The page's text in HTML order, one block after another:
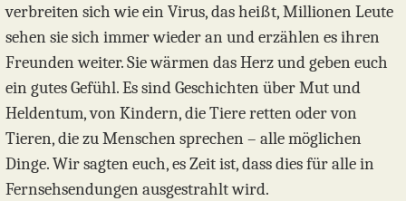
verbreiten sich wie ein Virus, das heißt, Millionen Leute
sehen sie sich immer wieder an und erzählen es ihren
Freunden weiter. Sie wärmen das Herz und geben euch
ein gutes Gefühl. Es sind Geschichten über Mut und
Heldentum, von Kindern, die Tiere retten oder von
Tieren, die zu Menschen sprechen – alle möglichen
Dinge. Wir sagten euch, es Zeit ist, dass dies für alle in
Fernsehsendungen ausgestrahlt wird.